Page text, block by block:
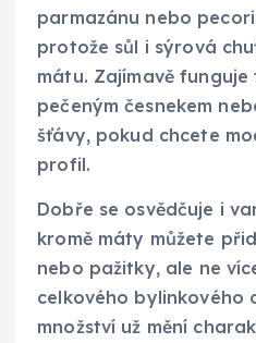
parmazánu nebo
protože sůl i sýrová
mátu. Zajímavě
pečeným česnekem
šťávy, pokud chcete
profil.
Dobře se osvědčuje i
kromě máty můžete
nebo pažitky, ale ne
celkového bylinkového
množství už mění